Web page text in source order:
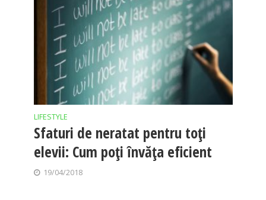
LIFESTYLE
Sfaturi de neratat pentru toţi
elevii: Cum poţi învăţa eficient
19/04/2018